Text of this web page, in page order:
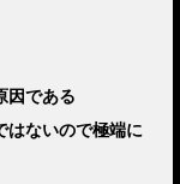
因である
はないので極端に